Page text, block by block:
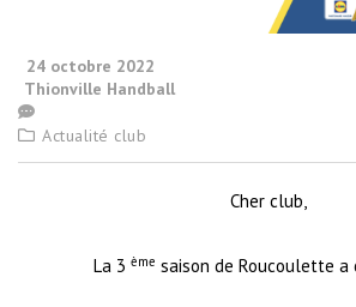
24 octobre 2022
Thionville Handball
Actualité club
Cher club,
La 3 ème saison de Roucoulette a